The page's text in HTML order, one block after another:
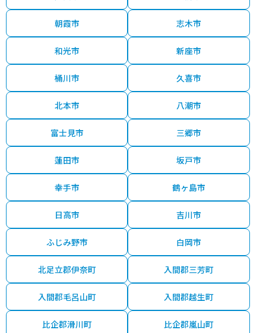
朝霞市 志木市
和光市 新座市
桶川市 久喜市
北本市 八潮市
富士見市 三郷市
蓮田市 坂戸市
幸手市 鶴ヶ島市
日高市 吉川市
ふじみ野市 白岡市
北足立郡伊奈町 入間郡三芳町
入間郡毛呂山町 入間郡越生町
比企郡滑川町 比企郡嵐山町